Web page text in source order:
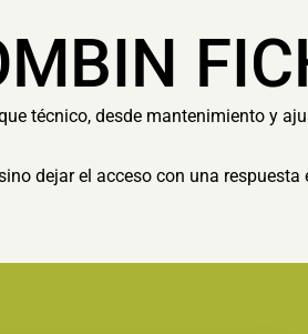
técnico, desde mantenimiento y
dejar el acceso con una